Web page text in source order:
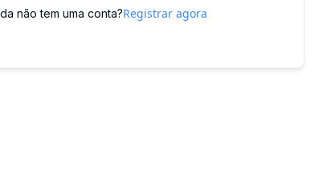
não tem uma conta?Registrar agora